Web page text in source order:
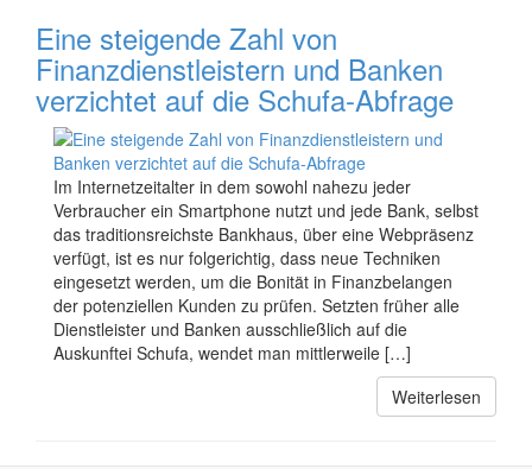
Eine steigende Zahl von
Finanzdienstleistern und Banken
verzichtet auf die Schufa-Abfrage
Im Internetzeitalter in dem sowohl nahezu jeder
Verbraucher ein Smartphone nutzt und jede Bank, selbst
das traditionsreichste Bankhaus, über eine Webpräsenz
verfügt, ist es nur folgerichtig, dass neue Techniken
eingesetzt werden, um die Bonität in Finanzbelangen
der potenziellen Kunden zu prüfen. Setzten früher alle
Dienstleister und Banken ausschließlich auf die
Auskunftei Schufa, wendet man mittlerweile […]
Weiterlesen